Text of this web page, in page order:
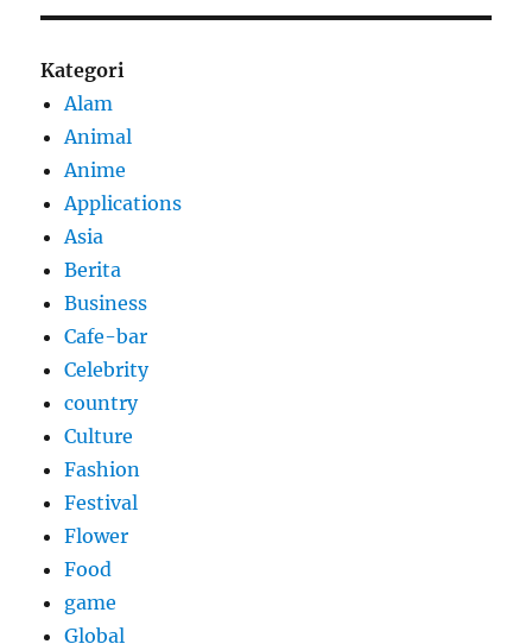
Kategori
Alam
Animal
Anime
Applications
Asia
Berita
Business
Cafe-bar
Celebrity
country
Culture
Fashion
Festival
Flower
Food
game
Global